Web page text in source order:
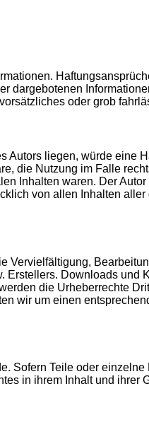
dargebotenen
oder grob
Autors liegen, würde eine
die Nutzung im Falle
Inhalten waren. Der
von allen Inhalten
Vervielfältigung,
Downloads und
die Urheberrechte
wir um einen
Sofern Teile oder
in ihrem Inhalt und ihrer